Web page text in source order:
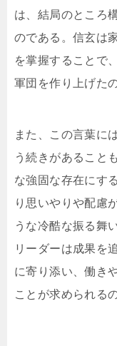
は、結局のところ
のである。信玄は
を掌握することで
軍団を作り上げたの
また、この言葉に
う続きがあること
な強固な存在にす
り思いやりや配慮
うな冷酷な振る舞
リーダーは成果を
に寄り添い、働き
ことが求められる